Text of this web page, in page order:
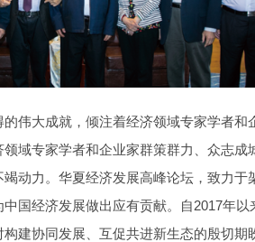
伟大成就，倾注着经济领域专家学者
域专家学者和企业家群策群力、众志
动力。华夏经济发展高峰论坛，致力
国经济发展做出应有贡献。自2017年
建协同发展、互促共进新生态的殷切